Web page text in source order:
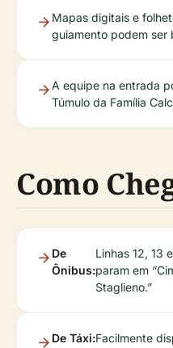
Mapas digitais e
guiamento podem ser
A equipe na entrada
Túmulo da Família
Como
De
Ônibus:
Linhas 12, 13
param em
Staglieno.”
De Táxi:Facilmente